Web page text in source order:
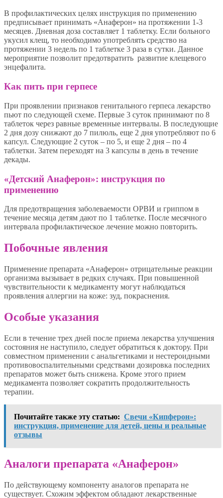
В профилактических целях инструкция по применению
предписывает принимать «Анаферон» на протяжении 1-3
месяцев. Дневная доза составляет 1 таблетку. Если больного
укусил клещ, то необходимо употреблять средство на
протяжении 3 недель по 1 таблетке 3 раза в сутки. Данное
мероприятие позволит предотвратить развитие клещевого
энцефалита.
Как пить при герпесе
При проявлении признаков генитального герпеса лекарство
пьют по следующей схеме. Первые 3 суток принимают по 8
таблеток через равные временные интервалы. В последующие
2 дня дозу снижают до 7 пилюль, еще 2 дня употребляют по 6
капсул. Следующие 2 суток – по 5, и еще 2 дня – по 4
таблетки. Затем переходят на 3 капсулы в день в течение
декады.
«Детский Анаферон»: инструкция по
применению
Для предотвращения заболеваемости ОРВИ и гриппом в
течение месяца детям дают по 1 таблетке. После месячного
интервала профилактическое лечение можно повторить.
Побочные явления
Применение препарата «Анаферон» отрицательные реакции
организма вызывает в редких случаях. При повышенной
чувствительности к медикаменту могут наблюдаться
проявления аллергии на коже: зуд, покраснения.
Особые указания
Если в течение трех дней после приема лекарства улучшения
состояния не наступило, следует обратиться к доктору. При
совместном применении с анальгетиками и нестероидными
противовоспалительными средствами дозировка последних
препаратов может быть снижена. Кроме этого прием
медикамента позволяет сократить продолжительность
терапии.
Почитайте также эту статью: Свечи «Кипферон»:
инструкция, применение для детей, цены и реальные
отзывы
Аналоги препарата «Анаферон»
По действующему компоненту аналогов препарата не
существует. Схожим эффектом обладают лекарственные